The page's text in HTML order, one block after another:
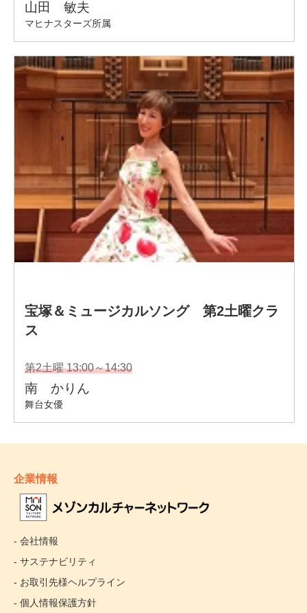
企業情報
- 会社情報
- サステナビリティ
- お取引先様ヘルプライン
- 個人情報保護方針